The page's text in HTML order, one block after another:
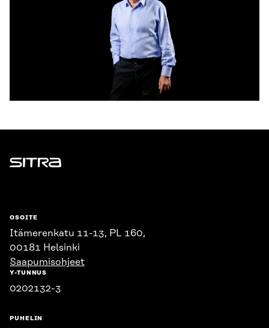
Sitra
OSOITE
Itämerenkatu 11-13, PL 160,
00181 Helsinki
Saapumisohjeet
Y-TUNNUS
0202132-3
PUHELIN